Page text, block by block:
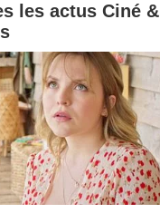
les actus Ciné &